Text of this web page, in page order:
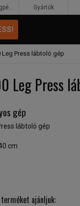
Leg Press lábtoló gép
Leg Press
gép
lábtoló gép
cm
ajánljuk:
Egészségpénztár Gyártók